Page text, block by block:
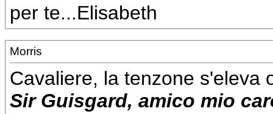
per te...Elisabeth
Morris
Cavaliere, la tenzone s'eleva
Sir Guisgard, amico mio